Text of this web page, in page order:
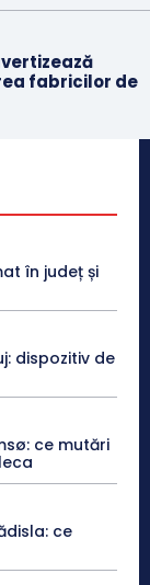
fabricilor de
în județ și
dispozitiv de
ce mutări
ce